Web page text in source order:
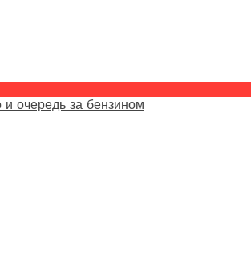
очередь за бензином